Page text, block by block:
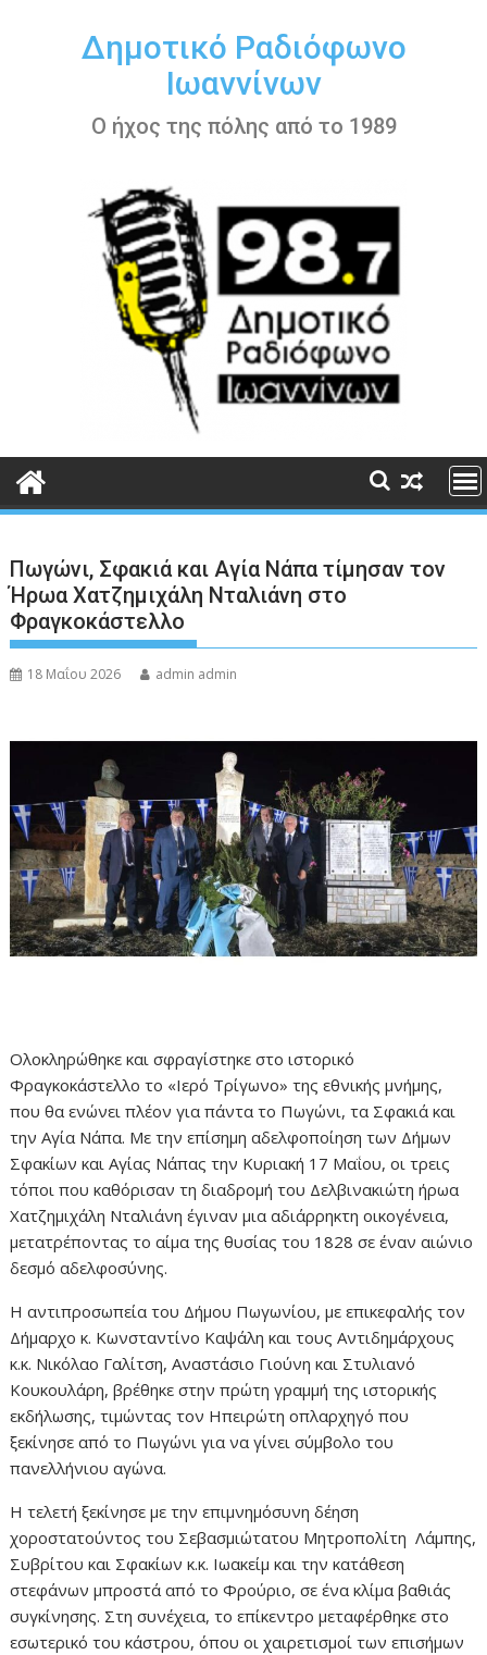
περιεχόμενοΔημοτικό Ραδιόφωνο
Ιωαννίνων
Ο ήχος της πόλης από το 1989
Πωγώνι, Σφακιά και Αγία Νάπα τίμησαν τον
Ήρωα Χατζημιχάλη Νταλιάνη στο
Φραγκοκάστελλο
18 Μαΐου 2026 admin admin
Ολοκληρώθηκε και σφραγίστηκε στο ιστορικό
Φραγκοκάστελλο το «Ιερό Τρίγωνο» της εθνικής μνήμης,
που θα ενώνει πλέον για πάντα το Πωγώνι, τα Σφακιά και
την Αγία Νάπα. Με την επίσημη αδελφοποίηση των Δήμων
Σφακίων και Αγίας Νάπας την Κυριακή 17 Μαΐου, οι τρεις
τόποι που καθόρισαν τη διαδρομή του Δελβινακιώτη ήρωα
Χατζημιχάλη Νταλιάνη έγιναν μια αδιάρρηκτη οικογένεια,
μετατρέποντας το αίμα της θυσίας του 1828 σε έναν αιώνιο
δεσμό αδελφοσύνης.
Η αντιπροσωπεία του Δήμου Πωγωνίου, με επικεφαλής τον
Δήμαρχο κ. Κωνσταντίνο Καψάλη και τους Αντιδημάρχους
κ.κ. Νικόλαο Γαλίτση, Αναστάσιο Γιούνη και Στυλιανό
Κουκουλάρη, βρέθηκε στην πρώτη γραμμή της ιστορικής
εκδήλωσης, τιμώντας τον Ηπειρώτη οπλαρχηγό που
ξεκίνησε από το Πωγώνι για να γίνει σύμβολο του
πανελλήνιου αγώνα.
Η τελετή ξεκίνησε με την επιμνημόσυνη δέηση
χοροστατούντος του Σεβασμιώτατου Μητροπολίτη Λάμπης,
Συβρίτου και Σφακίων κ.κ. Ιωακείμ και την κατάθεση
στεφάνων μπροστά από το Φρούριο, σε ένα κλίμα βαθιάς
συγκίνησης. Στη συνέχεια, το επίκεντρο μεταφέρθηκε στο
εσωτερικό του κάστρου, όπου οι χαιρετισμοί των επισήμων